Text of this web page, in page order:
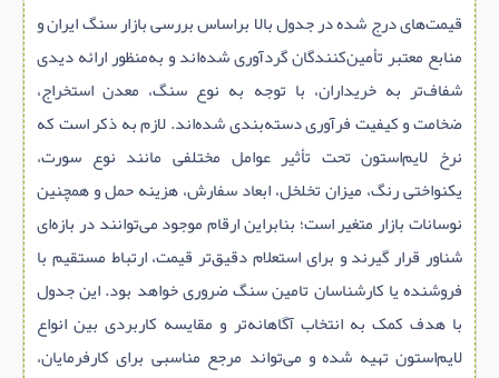
قیمت‌های درج‌ شده در جدول بالا براساس بررسی بازار سنگ ایران و
منابع معتبر تأمین‌کنندگان گردآوری شده‌اند و به‌منظور ارائه دیدی
شفاف‌تر به خریداران، با توجه به نوع سنگ، معدن استخراج،
ضخامت و کیفیت فرآوری دسته‌بندی شده‌اند. لازم به ذکر است که
نرخ لایم‌استون تحت تأثیر عوامل مختلفی مانند نوع سورت،
یکنواختی رنگ، میزان تخلخل، ابعاد سفارش، هزینه حمل و همچنین
نوسانات بازار متغیر است؛ بنابراین ارقام موجود می‌توانند در بازه‌ای
شناور قرار گیرند و برای استعلام دقیق‌تر قیمت، ارتباط مستقیم با
فروشنده یا کارشناسان تامین سنگ ضروری خواهد بود. این جدول
با هدف کمک به انتخاب آگاهانه‌تر و مقایسه کاربردی بین انواع
لایم‌استون تهیه شده و می‌تواند مرجع مناسبی برای کارفرمایان،